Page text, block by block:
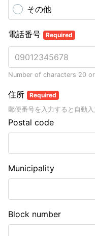
その他
電話番号 Required
Number of characters 20
住所 Required
郵便番号を入力すると自動
Postal code
Municipality
Block number